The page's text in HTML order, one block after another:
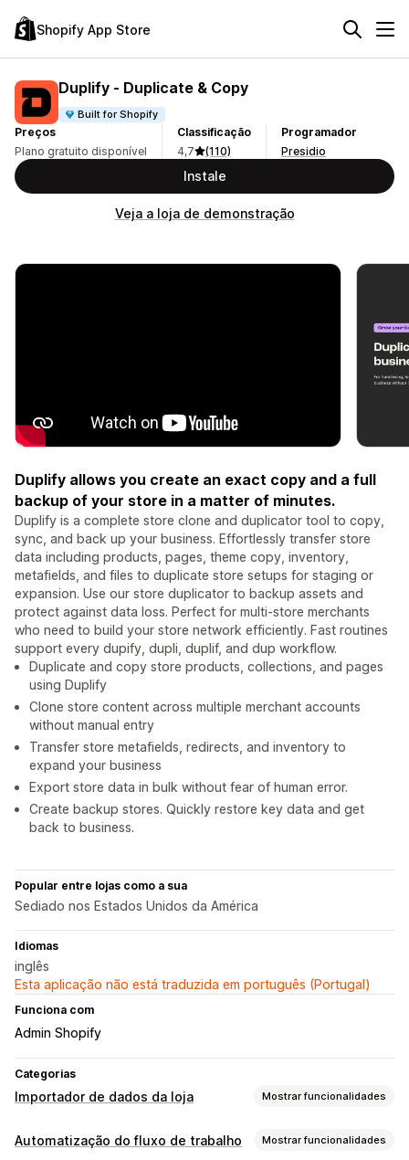
Shopify App Store
Duplify ‑ Duplicate & Copy
Built for Shopify
Preços
Plano gratuito disponível
Classificação
4,7
(110)
Programador
Presidio
Instale
Veja a loja de demonstração
Duplify allows you create an exact copy and a full
backup of your store in a matter of minutes.
Duplify is a complete store clone and duplicator tool to copy,
sync, and back up your business. Effortlessly transfer store
data including products, pages, theme copy, inventory,
metafields, and files to duplicate store setups for staging or
expansion. Use our store duplicator to backup assets and
protect against data loss. Perfect for multi-store merchants
who need to build your store network efficiently. Fast routines
support every dupify, dupli, duplif, and dup workflow.
Duplicate and copy store products, collections, and pages
using Duplify
Clone store content across multiple merchant accounts
without manual entry
Transfer store metafields, redirects, and inventory to
expand your business
Export store data in bulk without fear of human error.
Create backup stores. Quickly restore key data and get
back to business.
Popular entre lojas como a sua
Sediado nos Estados Unidos da América
Idiomas
inglês
Esta aplicação não está traduzida em português (Portugal)
Funciona com
Admin Shopify
Categorias
Importador de dados da loja Mostrar funcionalidades
Sincronização de dados
Automatização do fluxo de trabalho Mostrar funcionalidades